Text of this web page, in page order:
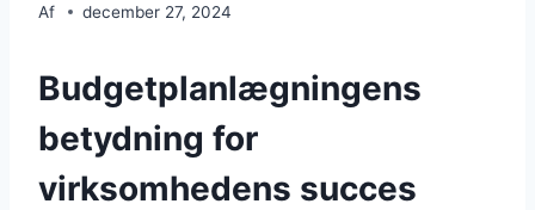
Af december 27, 2024
Budgetplanlægningens
betydning for
virksomhedens succes